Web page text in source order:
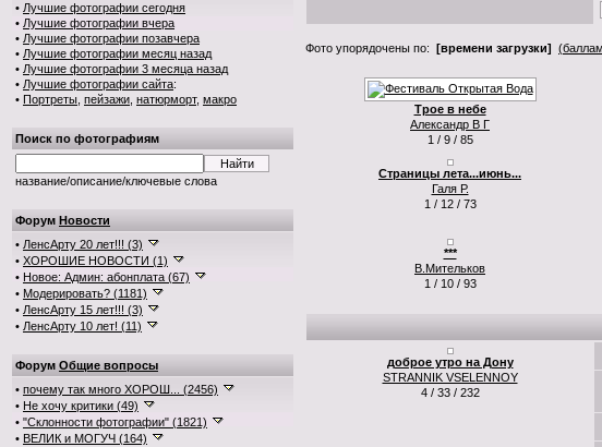
• Лучшие фотографии сегодня
• Лучшие фотографии вчера
• Лучшие фотографии позавчера
• Лучшие фотографии месяц назад
• Лучшие фотографии 3 месяца назад
• Лучшие фотографии сайта:
• Портреты пейзажи натюрморт, макро
Поиск по фотографиям
название/описание/ключевые слова
Форум Новости
• ЛенсАрту 20 лет!!! (3)
• ХОРОШИЕ НОВОСТИ (1)
• Новое: Админ: абонплата (67)
• Модерировать? (1181)
• ЛенсАрту 15 лет!!! (3)
• ЛенсАрту 10 лет! (11)
Форум Общие вопросы
• почему так много ХОРОШ... (2456)
• Не хочу критики (49)
• "Склонности фотографии" (1821)
• ВЕЛИК и МОГУЧ (164)
Фото упорядочены по: [времени загрузки]
Трое в небе
Александр В Г
1 / 9 / 85
Страницы лета...июнь...
Галя Р.
1 / 12 / 73
***
В.Мительков
1 / 10 / 93
доброе утро на Дону
STRANNIK VSELENNOY
4 / 33 / 232